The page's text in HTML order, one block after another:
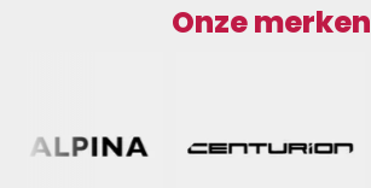
Onze merken